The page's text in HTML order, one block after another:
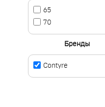
65
70
Бренды
Contyre